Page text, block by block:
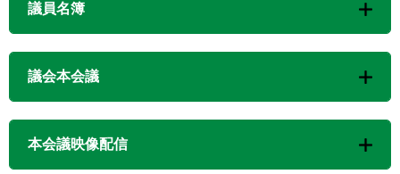
議員名簿
議会本会議
本会議映像配信